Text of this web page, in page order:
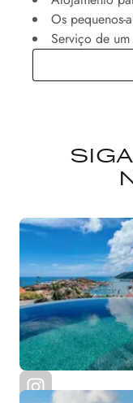
Os pequenos-
Serviço de